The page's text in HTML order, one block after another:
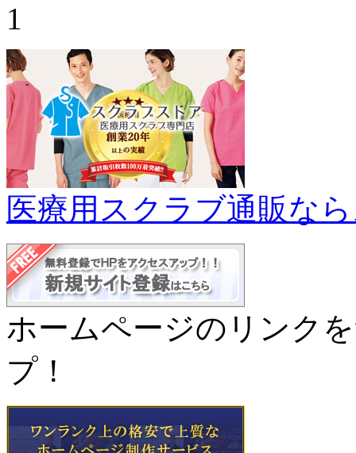
1
医療用スクラブ通販な
ホームページのリンク
プ！